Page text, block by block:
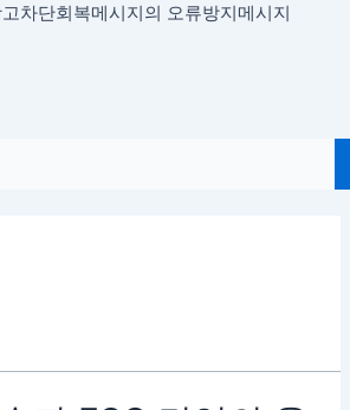
차단회복메시지의 오류방지메시지